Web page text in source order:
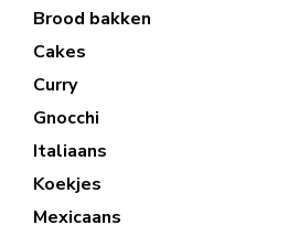
Brood bakken
Cakes
Curry
Gnocchi
Italiaans
Koekjes
Mexicaans